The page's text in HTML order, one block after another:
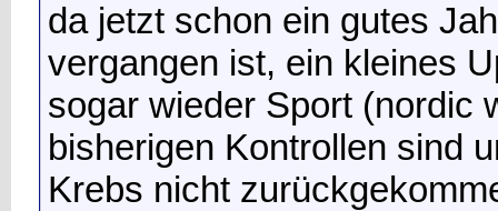
da jetzt schon ein gutes
vergangen ist, ein kleines
sogar wieder Sport (nordic
bisherigen Kontrollen sind
Krebs nicht